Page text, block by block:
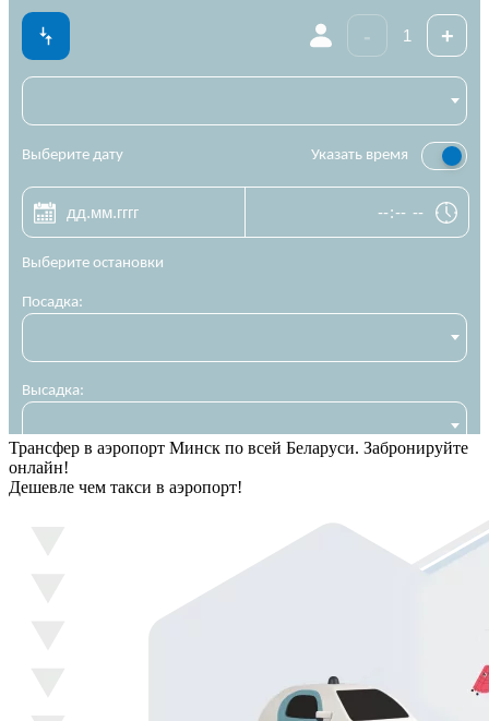
Трансфер в аэропорт Минск по всей Беларуси. Забронируйте
онлайн!
Дешевле чем такси в аэропорт!